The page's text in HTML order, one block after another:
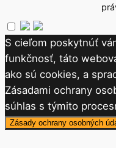
S cieľom poskytnúť
funkčnosť, táto
ako sú cookies, a
Zásadami ochrany
súhlas s týmito
Zásady ochrany osobných